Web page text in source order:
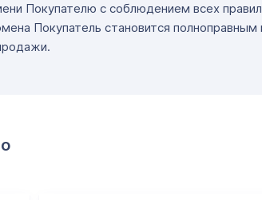
Покупателю с соблюдением всех
Покупатель становится